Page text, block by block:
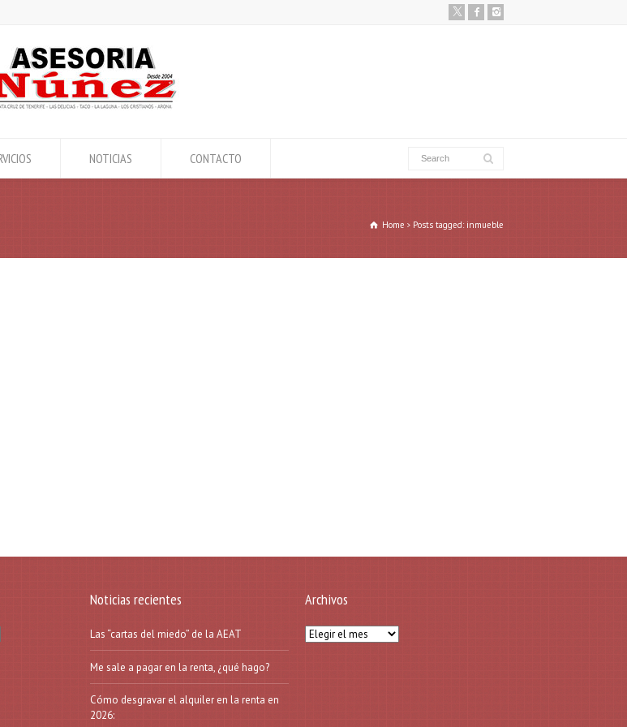
NOTICIAS CONTACTO
Home Posts tagged: inmueble
Noticias recientes
Las “cartas del miedo” de la AEAT
Me sale a pagar en la renta, ¿qué hago?
Cómo desgravar el alquiler en la renta en
2026:
Archivos
Archivos